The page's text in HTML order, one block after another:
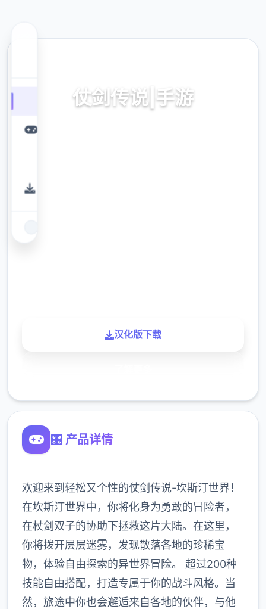
仗剑传说|手游
汉化版下载
🎛️ 产品详情
欢迎来到轻松又个性的仗剑传说-坎斯汀世界！
在坎斯汀世界中，你将化身为勇敢的冒险者，
在杖剑双子的协助下拯救这片大陆。在这里，
你将拨开层层迷雾，发现散落各地的珍稀宝
物，体验自由探索的异世界冒险。 超过200种
技能自由搭配，打造专属于你的战斗风格。当
然，旅途中你也会邂逅来自各地的伙伴，与他